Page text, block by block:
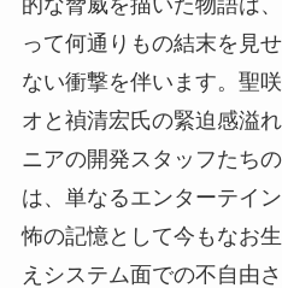
って何通りもの結末を見
ない衝撃を伴います。聖
オと禎清宏氏の緊迫感溢
ニアの開発スタッフたち
は、単なるエンターテイ
怖の記憶として今もなお
えシステム面での不自由